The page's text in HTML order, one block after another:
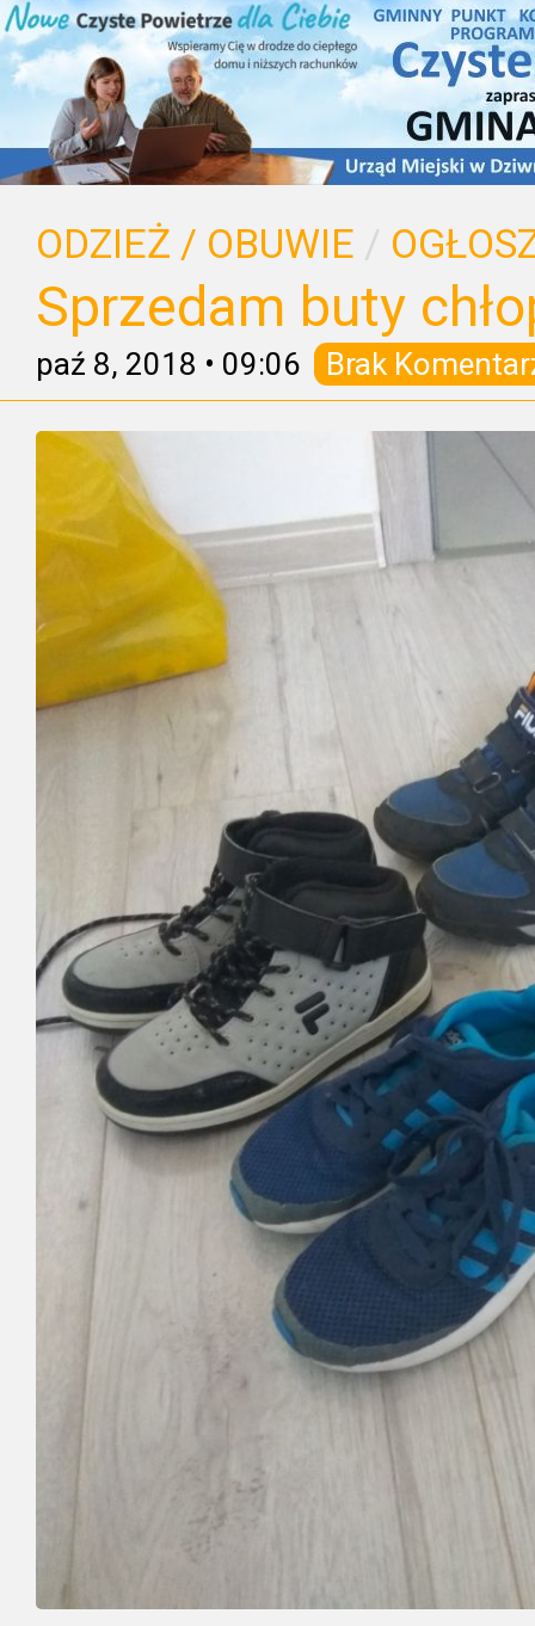
ODZIEŻ / OBUWIE /
Sprzedam buty
paź 8, 2018 • 09:06 Brak